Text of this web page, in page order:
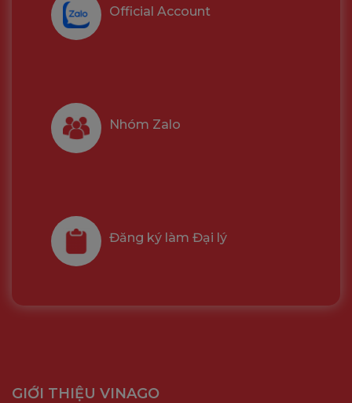
Official Account
Nhóm Zalo
Đăng ký làm Đại lý
GIỚI THIỆU VINAGO